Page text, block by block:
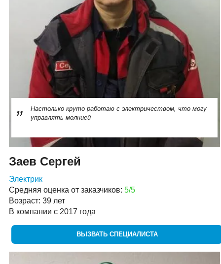
Настолько круто работаю с электричеством, что могу
управлять молнией
Заев Сергей
Электрик
Средняя оценка от заказчиков: 5/5
Возраст: 39 лет
В компании с 2017 года
ВЫЗВАТЬ СПЕЦИАЛИСТА